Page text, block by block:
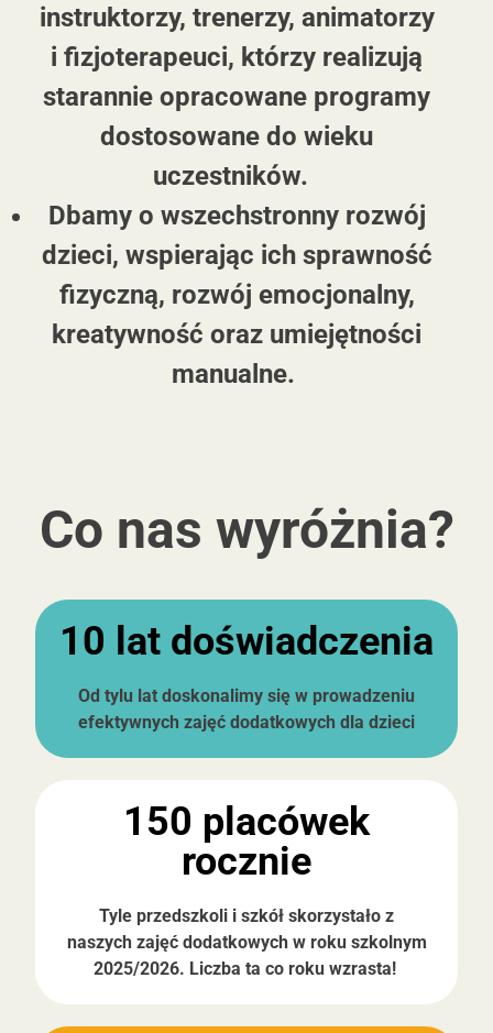
instruktorzy, trenerzy, animatorzy
i fizjoterapeuci, którzy realizują
starannie opracowane programy
dostosowane do wieku
uczestników.
Dbamy o wszechstronny rozwój
dzieci, wspierając ich sprawność
fizyczną, rozwój emocjonalny,
kreatywność oraz umiejętności
manualne.
Co nas wyróżnia?
10 lat doświadczenia
Od tylu lat doskonalimy się w prowadzeniu
efektywnych zajęć dodatkowych dla dzieci
150 placówek
rocznie
Tyle przedszkoli i szkół skorzystało z
naszych zajęć dodatkowych w roku szkolnym
2025/2026. Liczba ta co roku wzrasta!